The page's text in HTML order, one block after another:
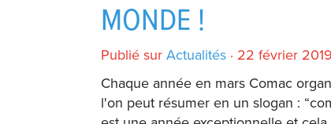
MONDE !
Publié sur Actualités· 22 février 2019
Chaque année en mars Comac
l'on peut résumer en un slogan :